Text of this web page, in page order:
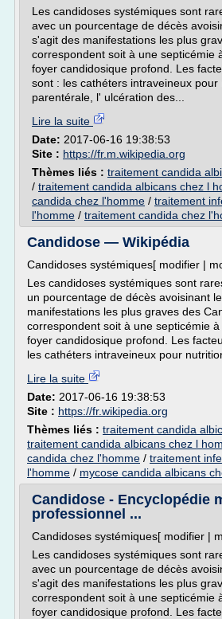
Les candidoses systémiques sont
avec un pourcentage de décès
s'agit des manifestations les plus
correspondent soit à une septicémie
foyer candidosique profond. Les
sont : les cathéters intraveineux pour
parentérale, l' ulcération des...
Lire la suite
Date: 2017-06-16 19:38:53
Site : https://fr.m.wikipedia.org
Thèmes liés : traitement candida
/ traitement candida albicans chez l
candida chez l'homme / traitement
l'homme / traitement candida chez
Candidose — Wikipédia
Candidoses systémiques[ modifier |
Les candidoses systémiques sont
un pourcentage de décès avoisinant
manifestations les plus graves des
correspondent soit à une septicémie
foyer candidosique profond. Les
les cathéters intraveineux pour
Lire la suite
Date: 2017-06-16 19:38:53
Site : https://fr.wikipedia.org
Thèmes liés : traitement candida
traitement candida albicans chez l
candida chez l'homme / traitement
l'homme / mycose candida albicans
Candidose - Encyclopédie
professionnel ...
Candidoses systémiques[ modifier |
Les candidoses systémiques sont
avec un pourcentage de décès
s'agit des manifestations les plus
correspondent soit à une septicémie
foyer candidosique profond. Les